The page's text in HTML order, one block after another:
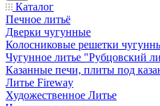
Каталог
Печное литьё
Дверки чугунные
Колосниковые решетки
Чугунное литье "Рубцовский
Казанные печи, плиты под
Литье Fireway
Художественное Литье